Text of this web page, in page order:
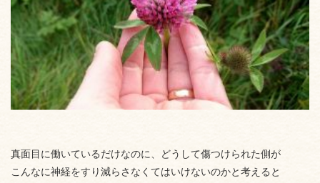
真面目に働いているだけなのに、どうして傷つけられた側が
こんなに神経をすり減らさなくてはいけないのかと考えると